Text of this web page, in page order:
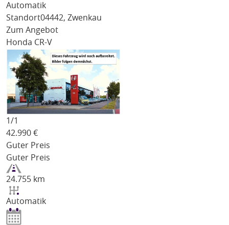
Automatik
Standort04442, Zwenkau
Zum Angebot
Honda CR-V
1/1
42.990 €
Guter Preis
Guter Preis
24.755 km
Automatik